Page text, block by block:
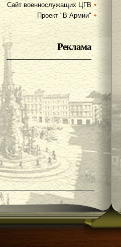
Сайт военнослужащих ЦГВ
Проект "В Армии"
Реклама